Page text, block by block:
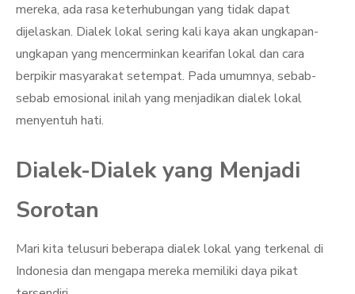
mereka, ada rasa keterhubungan yang tidak dapat
dijelaskan. Dialek lokal sering kali kaya akan ungkapan-
ungkapan yang mencerminkan kearifan lokal dan cara
berpikir masyarakat setempat. Pada umumnya, sebab-
sebab emosional inilah yang menjadikan dialek lokal
menyentuh hati.
Dialek-Dialek yang Menjadi
Sorotan
Mari kita telusuri beberapa dialek lokal yang terkenal di
Indonesia dan mengapa mereka memiliki daya pikat